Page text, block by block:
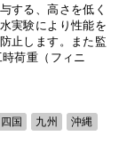
する、高さを低く
実験により性能を
止します。また監
荷重（フィニ
四国 九州 沖縄